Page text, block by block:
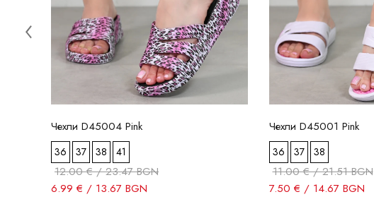
Чехли D45004 Pink
36 37 38 41
12.00 € / 23.47 BGN
6.99 € / 13.67 BGN
Чехли D45001 Pink
36 37 38
11.00 € / 21.51 BGN
7.50 € / 14.67 BGN